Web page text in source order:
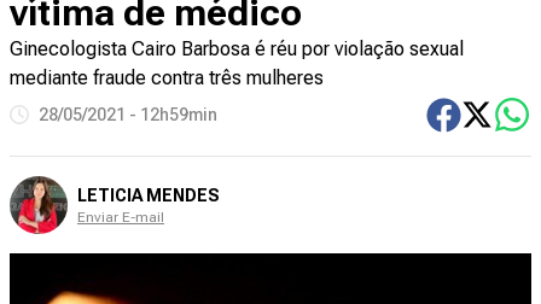
vítima de médico
Ginecologista Cairo Barbosa é réu por violação sexual
mediante fraude contra três mulheres
28/05/2021 - 12h59min
LETICIA MENDES
Enviar E-mail